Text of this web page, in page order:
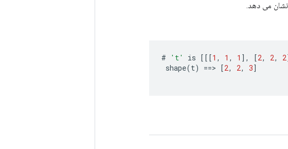
# 't' is [[[1 , 1 , 1 ] , [2, 2, 2
shape(t) ==> [2, 2, 3]